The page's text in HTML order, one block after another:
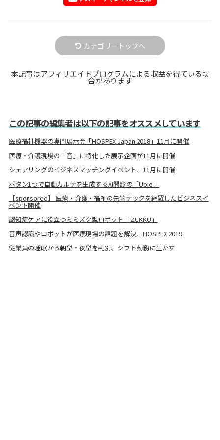
カテゴリートップへ
本記事はアフィリエイトプログラムによる収益を得ている場
合があります
この記事の編集者は以下の記事をオススメしています
医療福祉機器の専門展示会「HOSPEX Japan 2018」11月に開催
医療・介護現場の「音」に特化した展示企画が11月に開催
シェアリングのビジネスマッチングイベント、11月に開催
ボタン1つで自動カルテを生成するAI問診の「Ubie」
【sponsored】 医療・介護・福祉の先端テックを網羅したビジネスイ
ベント開催
認知症ケアに役立つミミズク型ロボット「ZUKKU」
音声認識やロボットが医療現場の課題を解決、HOSPEX 2019
従業員の睡眠から朝型・夜型を判別、シフト勤務に生かす